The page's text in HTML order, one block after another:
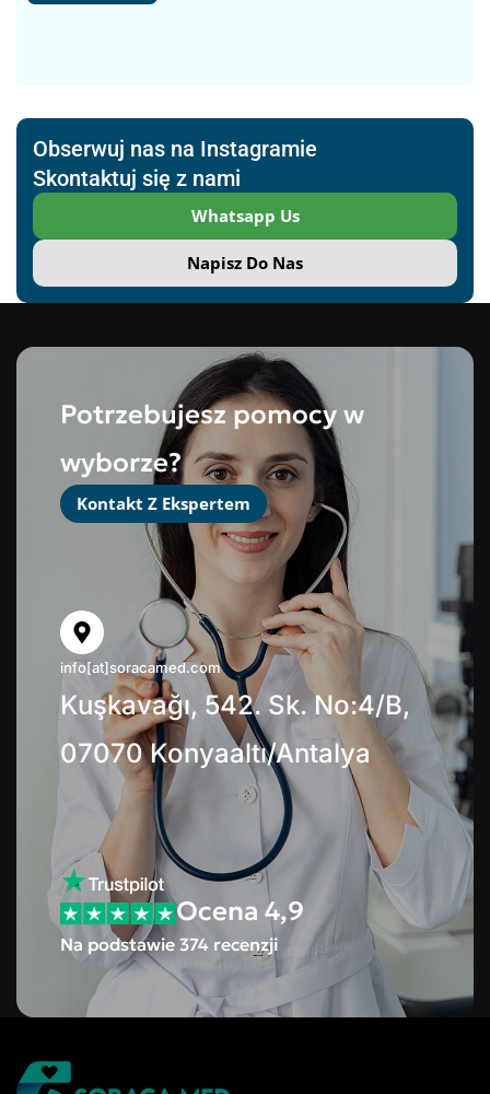
Obserwuj nas na Instagramie
Skontaktuj się z nami
Whatsapp Us
Napisz Do Nas
Potrzebujesz pomocy w
wyborze?
Kontakt Z Ekspertem
info[at]soracamed.com
Kuşkavağı, 542. Sk. No:4/B,
07070 Konyaaltı/Antalya
Ocena 4,9
Na podstawie 374 recenzji